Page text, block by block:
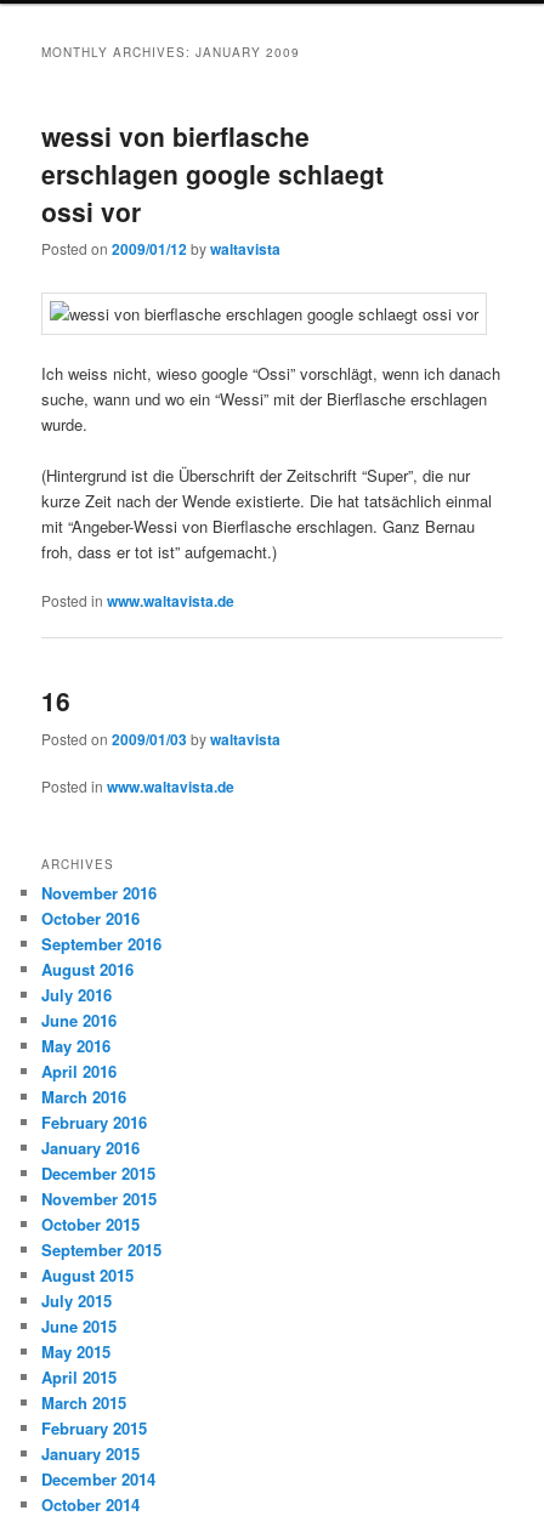
MONTHLY ARCHIVES:JANUARY 2009
wessi von bierflasche
erschlagen google schlaegt
ossi vor
Posted on2009/01/12bywaltavista
Ich weiss nicht, wieso google “Ossi” vorschlägt, wenn ich danach
suche, wann und wo ein “Wessi” mit der Bierflasche erschlagen
wurde.
(Hintergrund ist die Überschrift der Zeitschrift “Super”, die nur
kurze Zeit nach der Wende existierte. Die hat tatsächlich einmal
mit “Angeber-Wessi von Bierflasche erschlagen. Ganz Bernau
froh, dass er tot ist” aufgemacht.)
Posted in www.waltavista.de
16
Posted on2009/01/03bywaltavista
Posted in www.waltavista.de
ARCHIVES
November 2016
October 2016
September 2016
August 2016
July 2016
June 2016
May 2016
April 2016
March 2016
February 2016
January 2016
December 2015
November 2015
October 2015
September 2015
August 2015
July 2015
June 2015
May 2015
April 2015
March 2015
February 2015
January 2015
December 2014
October 2014